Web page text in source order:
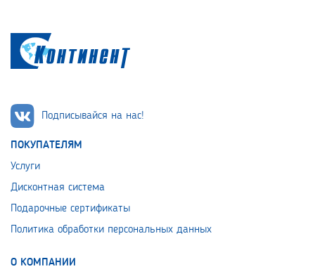
Подписывайся на нас!
ПОКУПАТЕЛЯМ
Услуги
Дисконтная система
Подарочные сертификаты
Политика обработки персональных данных
О КОМПАНИИ